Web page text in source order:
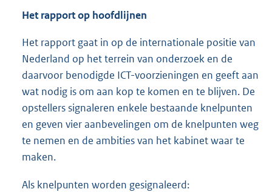
Het rapport op hoofdlijnen
Het rapport gaat in op de internationale positie van
Nederland op het terrein van onderzoek en de
daarvoor benodigde ICT-voorzieningen en geeft aan
wat nodig is om aan kop te komen en te blijven. De
opstellers signaleren enkele bestaande knelpunten
en geven vier aanbevelingen om de knelpunten weg
te nemen en de ambities van het kabinet waar te
maken.
Als knelpunten worden gesignaleerd: